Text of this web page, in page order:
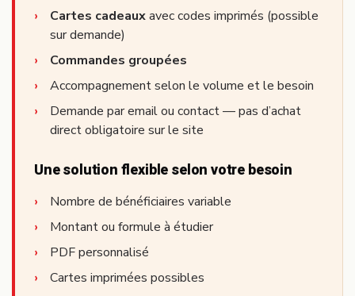
Cartes cadeauxavec codes imprimés (possible
sur demande)
Commandes groupées
Accompagnement selon le volume et le besoin
Demande par email ou contact — pas d’achat
direct obligatoire sur le site
Une solution flexible selon votre besoin
Nombre de bénéficiaires variable
Montant ou formule à étudier
PDF personnalisé
Cartes imprimées possibles